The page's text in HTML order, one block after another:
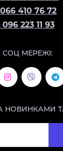
410 76 72
223 11 93
СОЦ МЕРЕЖІ:
НОВИНКАМИ